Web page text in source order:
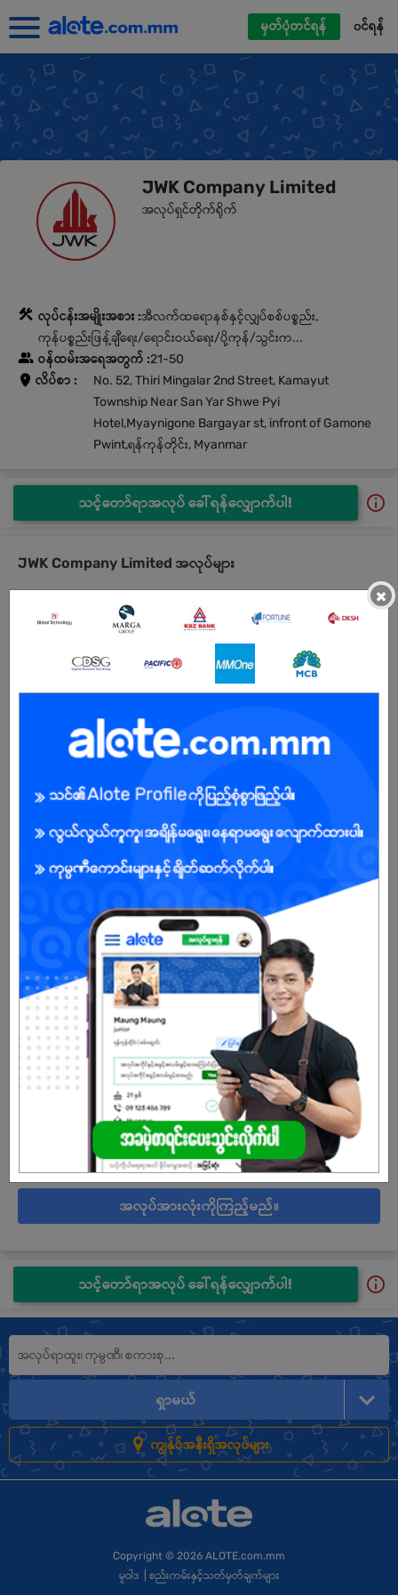
မှတ်ပုံတင်ရန် ၀င်ရန်
JWK Company Limited
အလုပ်ရှင်တိုက်ရိုက်
လုပ်ငန်းအမျိုးအစား :အီလက်ထရောနစ်နှင့်လျှပ်စစ်ပစ္စည်း,
ကုန်ပစ္စည်းဖြန့်ချီရေး/ရောင်းဝယ်ရေး/ပို့ကုန်/သွင်းက...
ဝန်ထမ်းအရေအတွက် :21-50
လိပ်စာ :
No. 52, Thiri Mingalar 2nd Street, Kamayut
Township Near San Yar Shwe Pyi
Hotel,Myaynigone Bargayar st, infront of Gamone
Pwint,ရန်ကုန်တိုင်း, Myanmar
သင့်တော်ရာအလုပ် ခေါ်ရန်လျှောက်ပါ!
JWK Company Limited အလုပ်များ
Junior Service Staff
29 Jun 2026
ကြည့်ရန်
Sales and Marketing Supervisor
ရန်ကုန်တိုင်း
23 Jun 2026
5 ဦး
ကြည့်ရန်
Cleaner - သန့်ရှင်းရေး
ရန်ကုန်တိုင်း
23 Jun 2026
5 ဦး
လစာကြည့်မယ်
ကြည့်ရန်
အလုပ်အားလုံးကိုကြည့်မည်။
သင့်တော်ရာအလုပ် ခေါ်ရန်လျှောက်ပါ!
ရှာမယ်
ကျွန်ုပ်အနီးရှိအလုပ်များ
×
Copyright © 2026 ALOTE.com.mm
မူဝါဒ
စည်းကမ်းနှင့်သတ်မှတ်ချက်များ